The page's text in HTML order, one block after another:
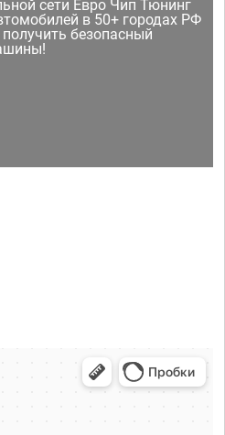
сети Евро Чип Тюнинг
в 50+ городах РФ
безопасный